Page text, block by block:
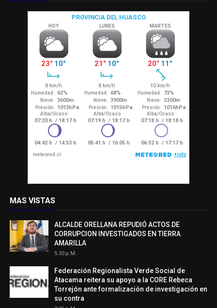
MAS VISTAS
ALCALDE ORELLANA REPUDIÓ ACTOS DE
CORRUPCION INVESTIGADOS EN TIERRA
AMARILLA
5:33 P.m.
Federación Regionalista Verde Social de
Atacama reitera su apoyo a la CORE Rebeca
Torrejón ante formalización de investigación en
su contra